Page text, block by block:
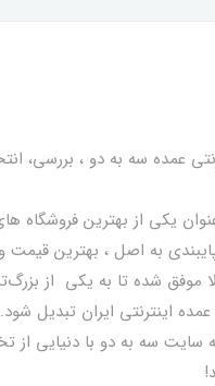
عمده سه به دو ، بررسی،
یکی از بهترين فروشگاه
پایبندی به اصل ، بهترين
موفق شده تا به يكي از
اینترنتی ایران تبدیل
سه به دو با دنیایی از